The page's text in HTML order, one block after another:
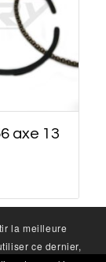
axe 13
la meilleure
ce dernier,